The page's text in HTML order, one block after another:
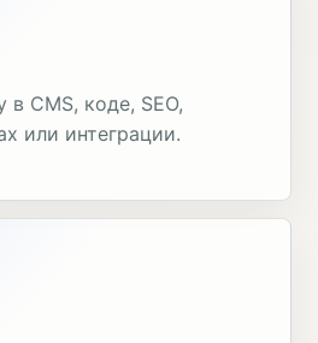
CMS, коде, SEO,
или интеграции.